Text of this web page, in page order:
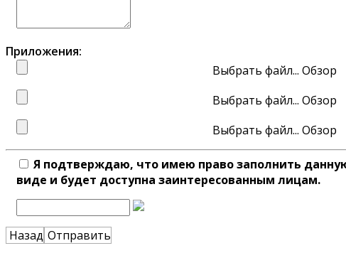
Приложения:
Выбрать файл...
Выбрать файл...
Выбрать файл...
Я подтверждаю, что имею право заполнить
виде и будет доступна заинтересованным лицам.
Назад Отправить